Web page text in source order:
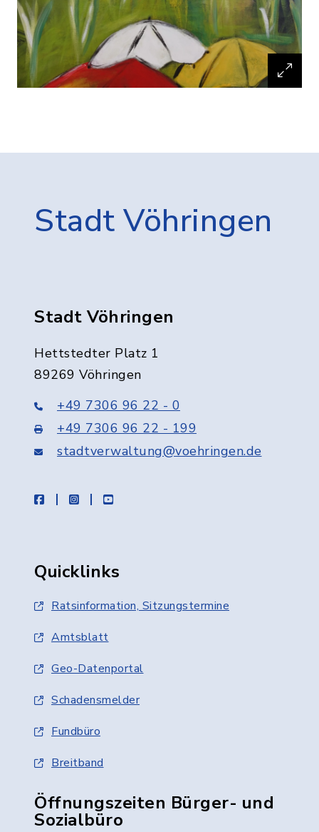
Stadt Vöhringen
Stadt Vöhringen
Hettstedter Platz 1
89269 Vöhringen
+49 7306 96 22 - 0
+49 7306 96 22 - 199
stadtverwaltung@voehringen.de
facebookinstagramyoutube
Quicklinks
Ratsinformation, Sitzungstermine
Amtsblatt
Geo-Datenportal
Schadensmelder
Fundbüro
Breitband
Öffnungszeiten Bürger- und
Sozialbüro